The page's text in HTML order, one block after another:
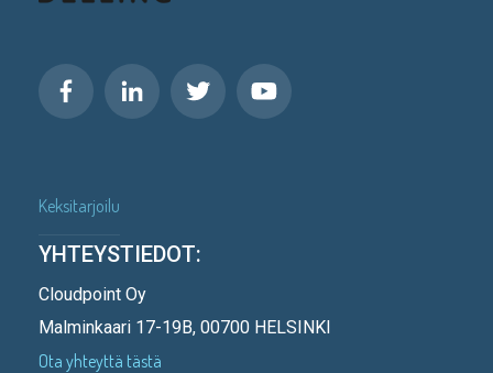
Keksitarjoilu
YHTEYSTIEDOT:
Cloudpoint Oy
Malminkaari 17-19B, 00700 HELSINKI
Ota yhteyttä tästä